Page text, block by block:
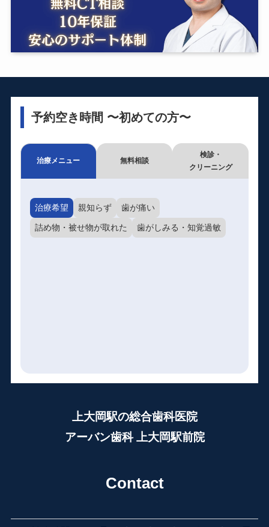
予約空き時間 〜初めての方〜
治療メニュー 無料相談
検診・
クリーニング
治療希望 親知らず 歯が痛い
詰め物・被せ物が取れた 歯がしみる・知覚過敏
上大岡駅の総合歯科医院
アーバン歯科 上大岡駅前院
Contact